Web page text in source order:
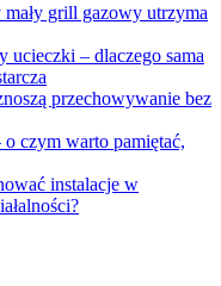
grill gazowy utrzyma
– dlaczego sama
przechowywanie bez
czym warto pamiętać,
instalacje w